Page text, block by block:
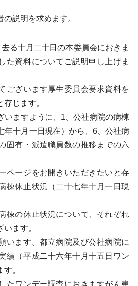
説明を求めます。
る十月二十日の本委員会におきま
た資料についてご説明申し上げま
ございます厚生委員会要求資料を
じます。
ますように、1、公社病院の病棟
年十月一日現在）から、6、公社病
固有・派遣職員数の推移までの六
ページをお開きいただきたいと存
棟休止状況（二十七年十月一日現
棟の休止状況について、それぞれ
ます。
います。都立病院及び公社病院に
績（平成二十六年十月十五日ワン
。
たワンデー調査におきますがん患